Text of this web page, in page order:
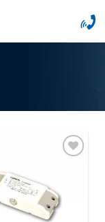
Add to
Wishlist